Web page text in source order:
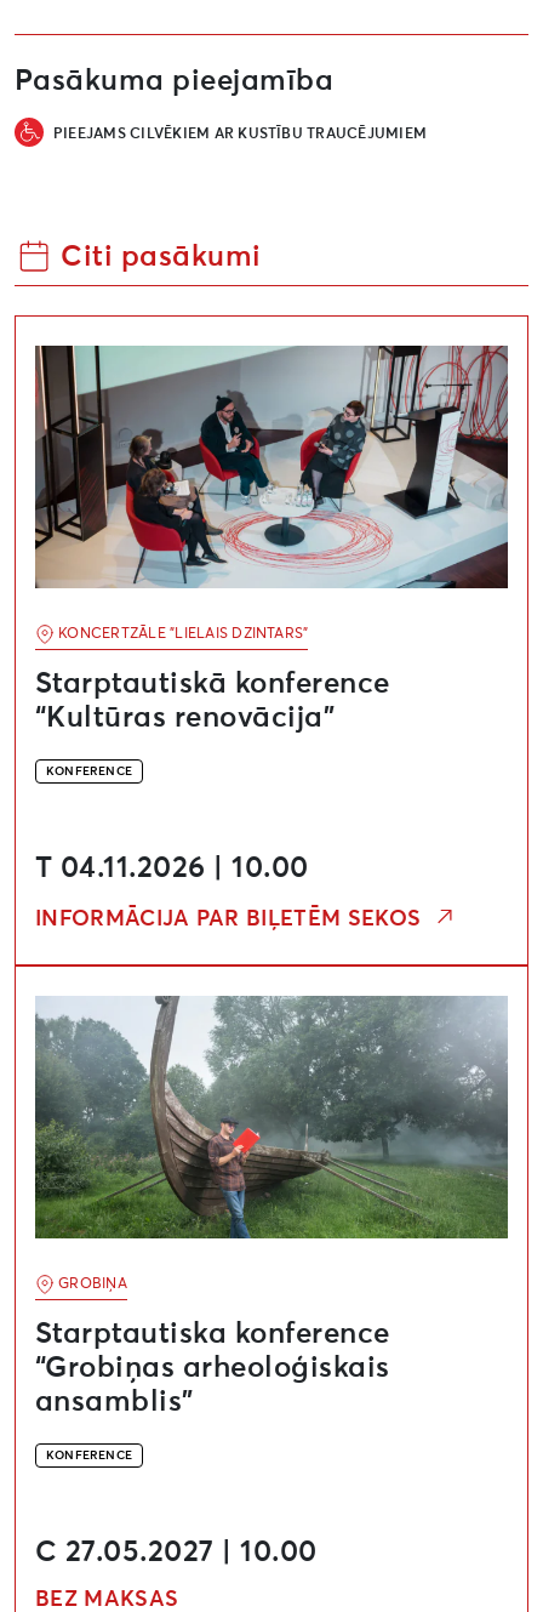
Pasākuma pieejamība
PIEEJAMS CILVĒKIEM AR KUSTĪBU TRAUCĒJUMIEM
Citi pasākumi
KONCERTZĀLE "LIELAIS DZINTARS"
Starptautiskā konference
“Kultūras renovācija”
KONFERENCE
T 04.11.2026 | 10.00
INFORMĀCIJA PAR BIĻETĒM SEKOS
GROBIŅA
Starptautiska konference
“Grobiņas arheoloģiskais
ansamblis”
KONFERENCE
C 27.05.2027 | 10.00
BEZ MAKSAS